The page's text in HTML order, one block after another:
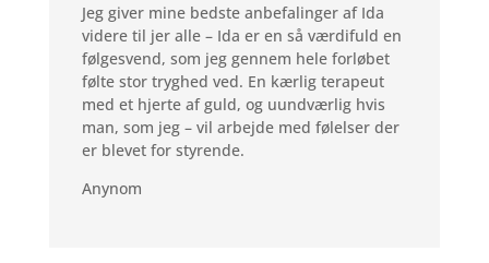
Jeg giver mine bedste anbefalinger af Ida
videre til jer alle – Ida er en så værdifuld en
følgesvend, som jeg gennem hele forløbet
følte stor tryghed ved. En kærlig terapeut
med et hjerte af guld, og uundværlig hvis
man, som jeg – vil arbejde med følelser der
er blevet for styrende.
Anynom